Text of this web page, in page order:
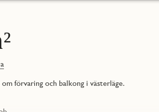
förvaring och balkong i västerläge.